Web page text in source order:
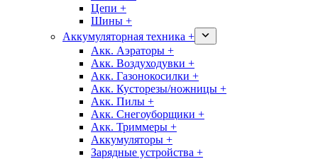
Цепи +
Шины +
Аккумуляторная техника +
Акк. Аэраторы +
Акк. Воздуходувки +
Акк. Газонокосилки +
Акк. Кусторезы/ножницы +
Акк. Пилы +
Акк. Снегоуборщики +
Акк. Триммеры +
Аккумуляторы +
Зарядные устройства +